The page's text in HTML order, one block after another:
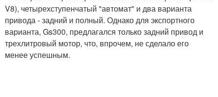
V8), четырехступенчатый "автомат" и два варианта
привода - задний и полный. Однако для экспортного
варианта, Gs300, предлагался только задний привод и
трехлитровый мотор, что, впрочем, не сделало его
менее успешным.